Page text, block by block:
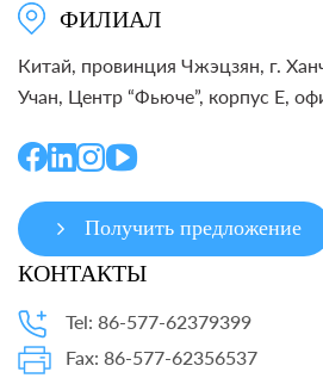
ФИЛИАЛ
Китай, провинция Чжэцзян, г.
Учан, Центр “Фьюче”, корпус E,
Получить предложение
КОНТАКТЫ
Tel: 86-577-62379399
Fax: 86-577-62356537